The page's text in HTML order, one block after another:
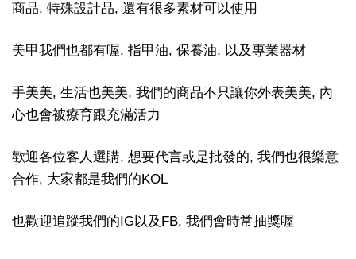
商品, 特殊設計品, 還有很多素材可以使用
美甲我們也都有喔, 指甲油, 保養油, 以及專業器材
手美美, 生活也美美, 我們的商品不只讓你外表美美, 內
心也會被療育跟充滿活力
歡迎各位客人選購, 想要代言或是批發的, 我們也很樂意
合作, 大家都是我們的KOL
也歡迎追蹤我們的IG以及FB, 我們會時常抽獎喔